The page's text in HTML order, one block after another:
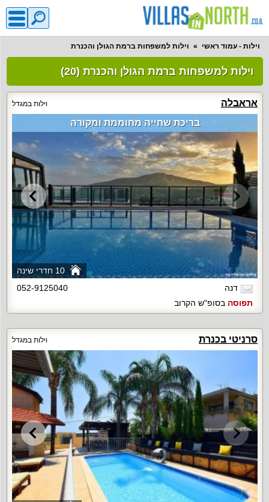
וילות - עמוד ראשי וילות למשפחות ברמת הגולן והכנרת
וילות למשפחות ברמת הגולן והכנרת (20)
אראבלה וילות במגדל
10 חדרי שינה
בריכת שחייה מחוממת ומקורה
דנה
052-9125040
תפוסה בסופ"ש הקרוב
סרניטי בכנרת וילות במגדל